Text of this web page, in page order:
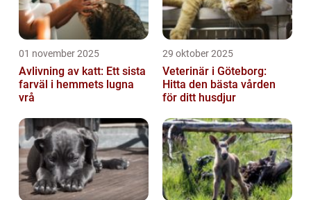
01 november 2025
Avlivning av katt: Ett sista
farväl i hemmets lugna
vrå
29 oktober 2025
Veterinär i Göteborg:
Hitta den bästa vården
för ditt husdjur